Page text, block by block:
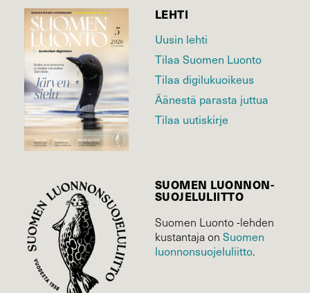
LEHTI
Uusin lehti
Tilaa Suomen Luonto
Tilaa digilukuoikeus
Äänestä parasta juttua
Tilaa uutiskirje
SUOMEN LUONNON­
SUOJELU­LIITTO
Suomen Luonto -lehden
kustantaja on Suomen
luonnonsuojelu­liitto.